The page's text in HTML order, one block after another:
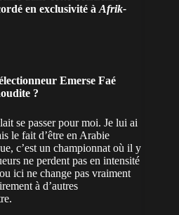
en exclusivité à Afrik-
Emerse Faé
?
se passer pour moi. Je lui ai
le fait d’être en Arabie
c’est un championnat où il y
ne perdent pas en intensité
ici ne change pas vraiment
à d’autres